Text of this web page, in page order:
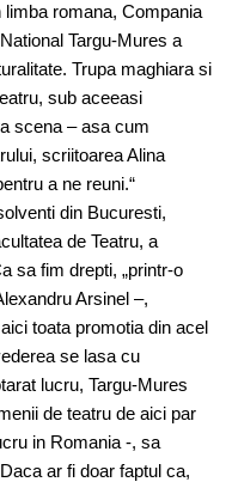
romana, Compania
Targu-Mures a
Trupa maghiara si
sub aceeasi
scena – asa cum
scriitoarea Alina
a ne reuni.“
din Bucuresti,
de Teatru, a
sa fim drepti, „printr-o
Arsinel –,
toata promotia din acel
se lasa cu
lucru, Targu-Mures
de teatru de aici par
in Romania -, sa
ar fi doar faptul ca,